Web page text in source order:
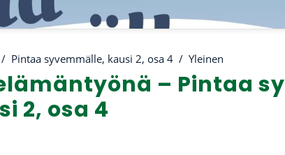
Pintaa syvemmälle, kausi 2, osa 4 Yleinen
– Pintaa
2, osa 4